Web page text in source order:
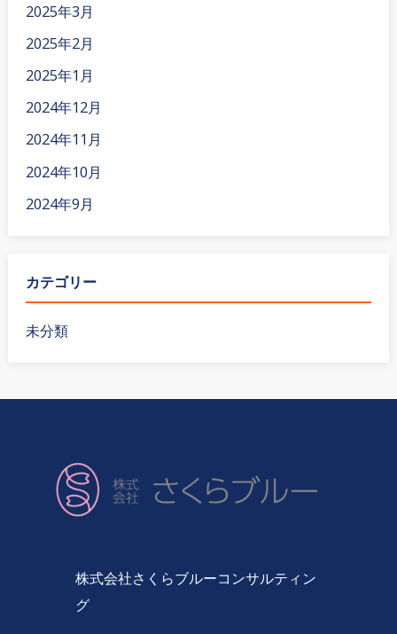
2025年3月
2025年2月
2025年1月
2024年12月
2024年11月
2024年10月
2024年9月
カテゴリー
未分類
株式会社さくらブルーコンサルティン
グ